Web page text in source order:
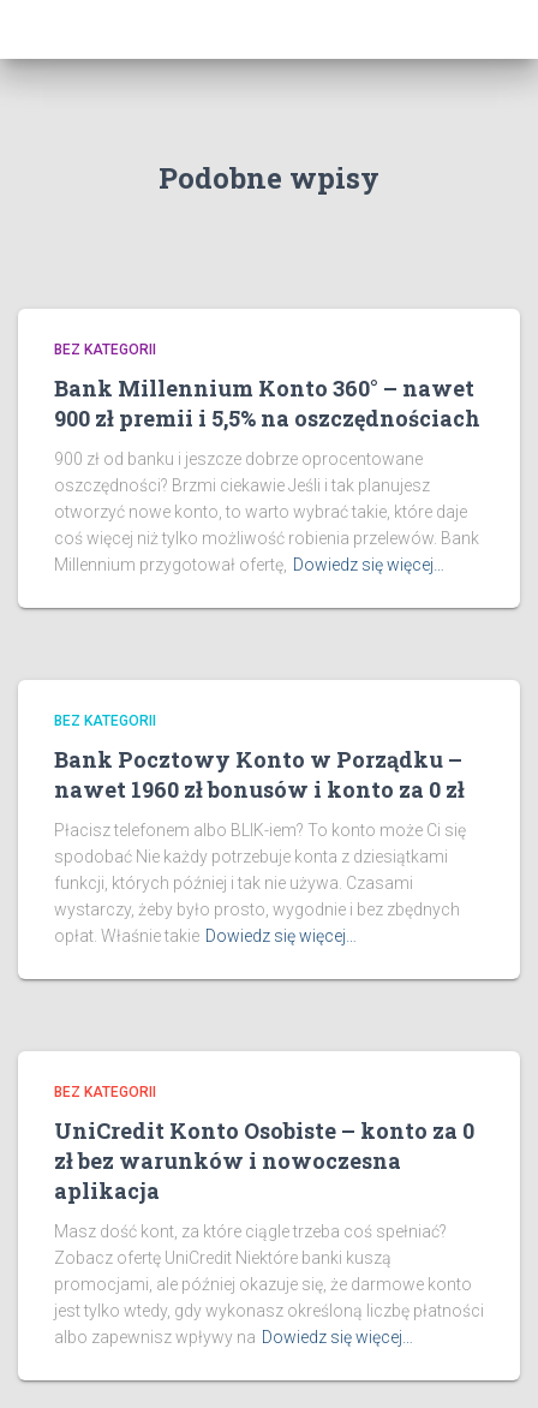
Podobne wpisy
BEZ KATEGORII
Bank Millennium Konto 360° – nawet
900 zł premii i 5,5% na oszczędnościach
900 zł od banku i jeszcze dobrze oprocentowane
oszczędności? Brzmi ciekawie Jeśli i tak planujesz
otworzyć nowe konto, to warto wybrać takie, które daje
coś więcej niż tylko możliwość robienia przelewów. Bank
Millennium przygotował ofertę, Dowiedz się więcej…
BEZ KATEGORII
Bank Pocztowy Konto w Porządku –
nawet 1960 zł bonusów i konto za 0 zł
Płacisz telefonem albo BLIK-iem? To konto może Ci się
spodobać Nie każdy potrzebuje konta z dziesiątkami
funkcji, których później i tak nie używa. Czasami
wystarczy, żeby było prosto, wygodnie i bez zbędnych
opłat. Właśnie takie Dowiedz się więcej…
BEZ KATEGORII
UniCredit Konto Osobiste – konto za 0
zł bez warunków i nowoczesna
aplikacja
Masz dość kont, za które ciągle trzeba coś spełniać?
Zobacz ofertę UniCredit Niektóre banki kuszą
promocjami, ale później okazuje się, że darmowe konto
jest tylko wtedy, gdy wykonasz określoną liczbę płatności
albo zapewnisz wpływy na Dowiedz się więcej…